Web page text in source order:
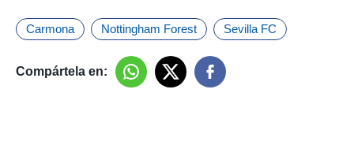
Carmona Nottingham Forest Sevilla FC
Compártela en: